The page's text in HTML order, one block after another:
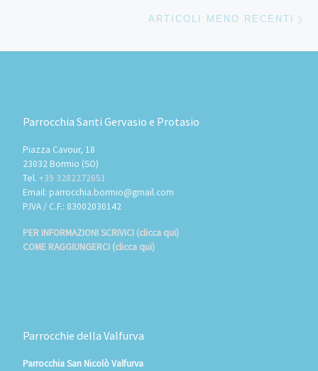
ARTICOLI MENO RECENTI
Parrocchia Santi Gervasio e Protasio
Piazza Cavour, 18
23032 Bormio (SO)
Tel. +39 3282272651
Email: parrocchia.bormio@gmail.com
P.IVA / C.F.: 83002030142
PER INFORMAZIONI SCRIVICI (clicca qui)
COME RAGGIUNGERCI (clicca qui)
Parrocchie della Valfurva
Parrocchia San Nicolò Valfurva